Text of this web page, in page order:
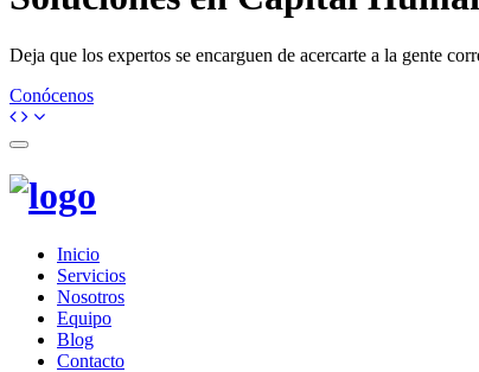
Deja que los expertos se encarguen de acercarte a la gente
Conócenos
Toggle
Inicio
Servicios
Nosotros
Equipo
Blog
Contacto